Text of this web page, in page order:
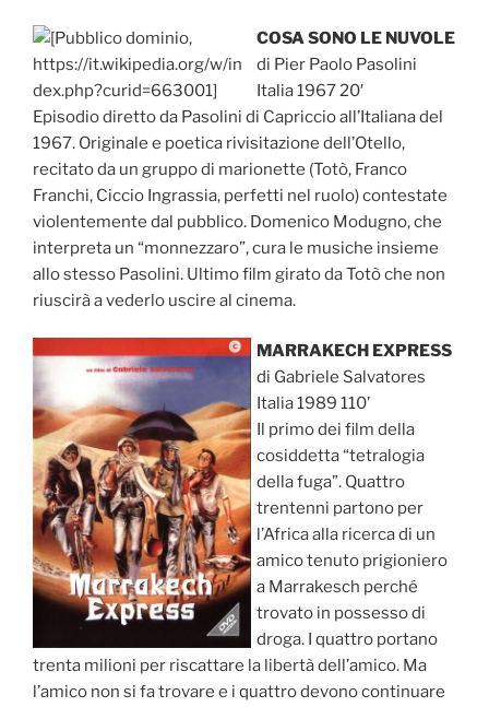
COSA SONO LE NUVOLE
di Pier Paolo Pasolini
Italia 1967 20′
Episodio diretto da Pasolini di Capriccio all’Italiana del
1967. Originale e poetica rivisitazione dell’Otello,
recitato da un gruppo di marionette (Totò, Franco
Franchi, Ciccio Ingrassia, perfetti nel ruolo) contestate
violentemente dal pubblico. Domenico Modugno, che
interpreta un “monnezzaro”, cura le musiche insieme
allo stesso Pasolini. Ultimo film girato da Totò che non
riuscirà a vederlo uscire al cinema.
MARRAKECH EXPRESS
di Gabriele Salvatores
Italia 1989 110’
Il primo dei film della
cosiddetta “tetralogia
della fuga”. Quattro
trentenni partono per
l’Africa alla ricerca di un
amico tenuto prigioniero
a Marrakesch perché
trovato in possesso di
droga. I quattro portano
trenta milioni per riscattare la libertà dell’amico. Ma
l’amico non si fa trovare e i quattro devono continuare